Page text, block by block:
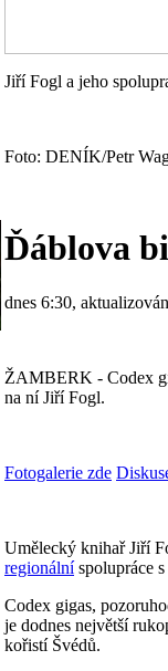
Jiří Fogl a jeho
Foto: DENÍK/Petr
Ďáblova
dnes 6:30,
ŽAMBERK - Codex
na ní Jiří Fogl.
Fotogalerie zde
Umělecký knihař Jiří
regionálníspolupráce
Codex gigas,
je dodnes největší
kořistí Švédů.